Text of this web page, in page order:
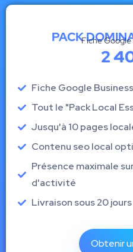
PACKFiche
2
Fiche Google
Tout le "Pack Local
Jusqu'à 10 pages
Contenu seo local
Présence maximale
d'activité
Livraison sous 20 jours
Obtenir